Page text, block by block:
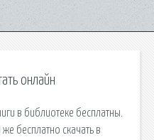
онлайн
в библиотеке бесплатны.
бесплатно скачать в